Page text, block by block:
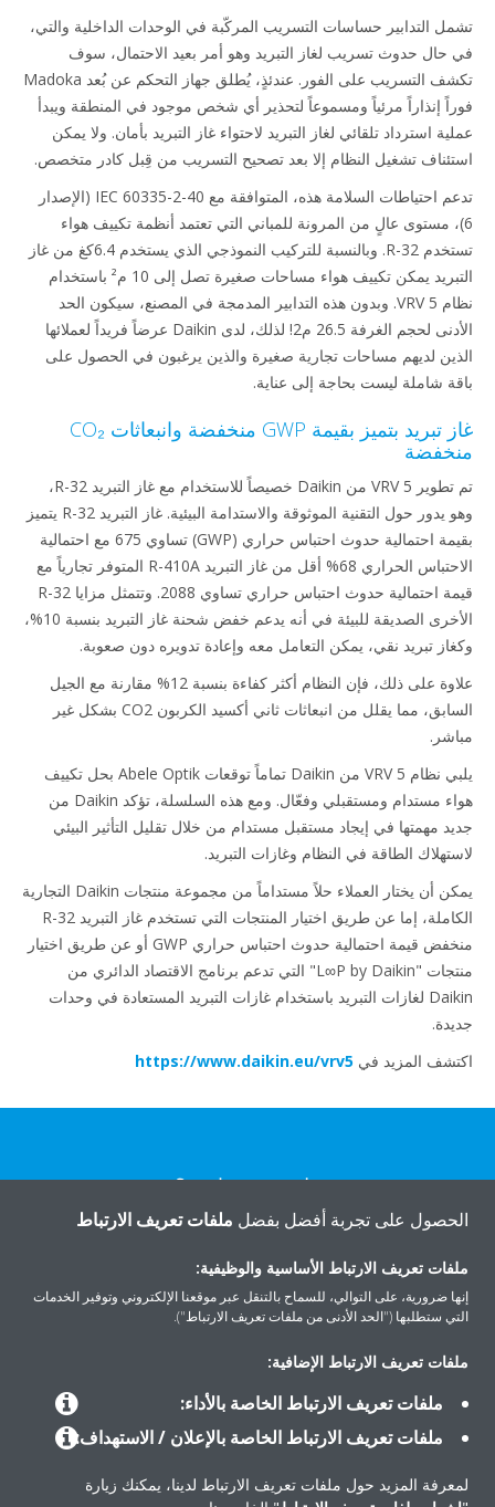
تشمل التدابير حساسات التسريب المركّبة في الوحدات الداخلية والتي،
في حال حدوث تسريب لغاز التبريد وهو أمر بعيد الاحتمال، سوف
تكشف التسريب على الفور. عندئذٍ، يُطلق جهاز التحكم عن بُعد Madoka
فوراً إنذاراً مرئياً ومسموعاً لتحذير أي شخص موجود في المنطقة ويبدأ
عملية استرداد تلقائي لغاز التبريد لاحتواء غاز التبريد بأمان. ولا يمكن
استئناف تشغيل النظام إلا بعد تصحيح التسريب من قِبل كادر متخصص.
تدعم احتياطات السلامة هذه، المتوافقة مع IEC 60335-2-40 (الإصدار
6)، مستوى عالٍ من المرونة للمباني التي تعتمد أنظمة تكييف هواء
تستخدم R-32. وبالنسبة للتركيب النموذجي الذي يستخدم 6.4كغ من غاز
التبريد يمكن تكييف هواء مساحات صغيرة تصل إلى 10 م² باستخدام
نظام VRV 5. وبدون هذه التدابير المدمجة في المصنع، سيكون الحد
الأدنى لحجم الغرفة 26.5 م2! لذلك، لدى Daikin عرضاً فريداً لعملائها
الذين لديهم مساحات تجارية صغيرة والذين يرغبون في الحصول على
باقة شاملة ليست بحاجة إلى عناية.
غاز تبريد بتميز بقيمة GWP منخفضة وانبعاثات CO₂
منخفضة
تم تطوير VRV 5 من Daikin خصيصاً للاستخدام مع غاز التبريد R-32،
وهو يدور حول التقنية الموثوقة والاستدامة البيئية. غاز التبريد R-32 يتميز
بقيمة احتمالية حدوث احتباس حراري (GWP) تساوي 675 مع احتمالية
الاحتباس الحراري 68% أقل من غاز التبريد R-410A المتوفر تجارياً مع
قيمة احتمالية حدوث احتباس حراري تساوي 2088. وتتمثل مزايا R-32
الأخرى الصديقة للبيئة في أنه يدعم خفض شحنة غاز التبريد بنسبة 10%،
وكغاز تبريد نقي، يمكن التعامل معه وإعادة تدويره دون صعوبة.
علاوة على ذلك، فإن النظام أكثر كفاءة بنسبة 12% مقارنة مع الجيل
السابق، مما يقلل من انبعاثات ثاني أكسيد الكربون CO2 بشكل غير
مباشر.
يلبي نظام VRV 5 من Daikin تماماً توقعات Abele Optik بحل تكييف
هواء مستدام ومستقبلي وفعّال. ومع هذه السلسلة، تؤكد Daikin من
جديد مهمتها في إيجاد مستقبل مستدام من خلال تقليل التأثير البيئي
لاستهلاك الطاقة في النظام وغازات التبريد.
يمكن أن يختار العملاء حلاً مستداماً من مجموعة منتجات Daikin التجارية
الكاملة، إما عن طريق اختيار المنتجات التي تستخدم غاز التبريد R-32
منخفض قيمة احتمالية حدوث احتباس حراري GWP أو عن طريق اختيار
منتجات "L∞P by Daikin" التي تدعم برنامج الاقتصاد الدائري من
Daikin لغازات التبريد باستخدام غازات التبريد المستعادة في وحدات
جديدة.
اكتشف المزيد في https://www.daikin.eu/vrv5
هل تريد مساعدة؟
الحصول على تجربة أفضل بفضل ملفات تعريف الارتباط
ملفات تعريف الارتباط الأساسية والوظيفية:
إنها ضرورية، على التوالي، للسماح بالتنقل عبر موقعنا الإلكتروني وتوفير الخدمات
التي ستطلبها ("الحد الأدنى من ملفات تعريف الارتباط").
ملفات تعريف الارتباط الإضافية:
ملفات تعريف الارتباط الخاصة بالأداء:
ملفات تعريف الارتباط الخاصة بالإعلان / الاستهداف:
لمعرفة المزيد حول ملفات تعريف الارتباط لدينا، يمكنك زيارة